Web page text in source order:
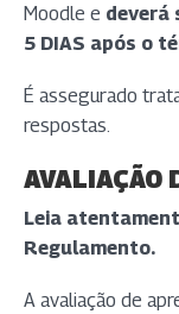
Moodle e deverá
5 DIAS após o
É assegurado
respostas.
AVALIAÇÃO
Leia
Regulamento.
A avaliação de